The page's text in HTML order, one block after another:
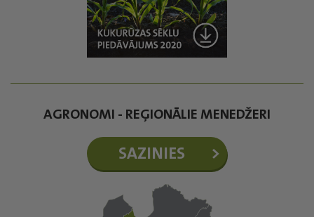
AGRONOMI - REĢIONĀLIE MENEDŽERI
SAZINIES